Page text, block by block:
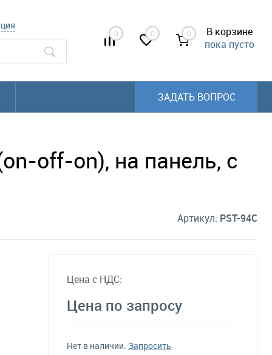
0 0 0
В корзине
пока пусто
ЗАДАТЬ ВОПРОС
off-on), на панель, с
Артикул: PST-94C
Цена с НДС:
Цена по запросу
Нет в наличии. Запросить